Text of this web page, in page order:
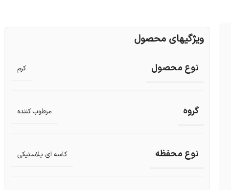
ویژگیهای محصول
نوع محصول کرم
گروه مرطوب کننده
نوع محفظه کاسه ای پلاستیکی